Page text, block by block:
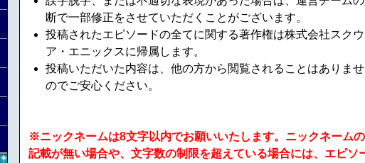
断で一部修正をさせていただくことがございます。
投稿されたエピソードの全てに関する著作権は株式会社スクウ
ア・エニックスに帰属します。
投稿いただいた内容は、他の方から閲覧されることはありま
のでご安心ください。
※ニックネームは8文字以内でお願いいたします。ニックネームの
記載が無い場合や、文字数の制限を超えている場合には、エピソ